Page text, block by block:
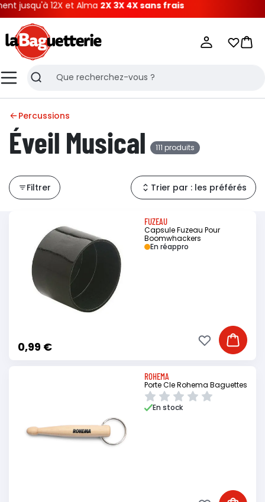
12X et Alma2X 3X 4X sans frais
MenuRecherche
Mes
Percussions
Éveil Musical 111 produits
Filtrer Trier par : les préférés
FUZEAU
Capsule Fuzeau Pour
Boomwhackers
0,99 €
En réappro
Ajouter
Ajouter à ma
ROHEMA
Porte Cle Rohema Baguettes
En stock